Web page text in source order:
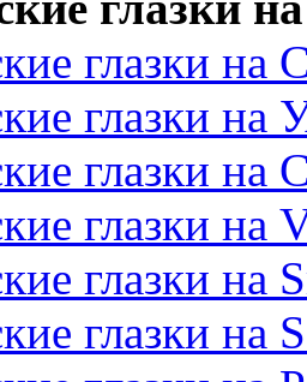
глазки на
глазки на
глазки на
глазки на
глазки на
глазки на